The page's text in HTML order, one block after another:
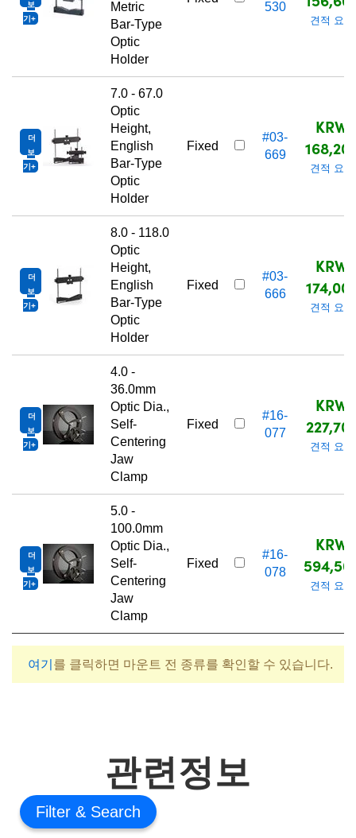
보
기
Metric
Bar-Type
Optic
Holder
530
견적 요청
더
보
기
7.0 - 67.0
Optic
Height,
English
Bar-Type
Optic
Holder
Fixed
#03-
669
KRW
견적 요청
더
보
기
8.0 - 118.0
Optic
Height,
English
Bar-Type
Optic
Holder
Fixed
#03-
666
KRW
견적 요청
더
보
기
4.0 -
36.0mm
Optic Dia.,
Self-
Centering
Jaw
Clamp
Fixed
#16-
077
KRW
견적 요청
더
보
기
5.0 -
100.0mm
Optic Dia.,
Self-
Centering
Jaw
Clamp
Fixed
#16-
078
KRW
견적 요청
여기 를 클릭하면 마운트 전 종류를 확인할 수 있습니다.
관련정보
Filter